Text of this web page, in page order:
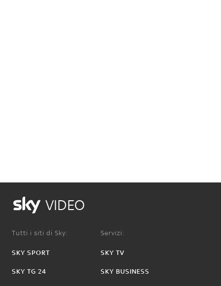
VIDEO
Tutti i siti di Sky:
SKY SPORT
SKY TG 24
Servizi:
SKY TV
SKY BUSINESS